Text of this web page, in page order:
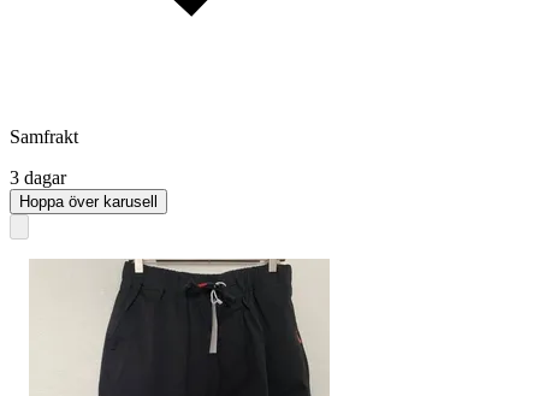
Samfrakt
3 dagar
Hoppa över karusell